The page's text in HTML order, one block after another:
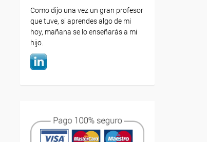
Como dijo una vez un gran profesor
que tuve, si aprendes algo de mi
hoy, mañana se lo enseñarás a mi
hijo.